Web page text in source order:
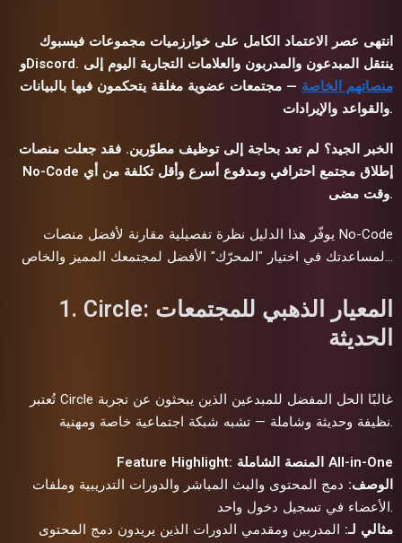
انتهى عصر الاعتماد الكامل على خوارزميات مجموعات فيسبوك
وDiscord. ينتقل المبدعون والمدربون والعلامات التجارية اليوم إلى
منصاتهم الخاصة — مجتمعات عضوية مغلقة يتحكمون فيها بالبيانات
والقواعد والإيرادات.
الخبر الجيد؟ لم تعد بحاجة إلى توظيف مطوّرين. فقد جعلت منصات
No-Code إطلاق مجتمع احترافي ومدفوع أسرع وأقل تكلفة من أي
وقت مضى.
يوفّر هذا الدليل نظرة تفصيلية مقارنة لأفضل منصات No-Code
لمساعدتك في اختيار "المحرّك" الأفضل لمجتمعك المميز والخاص…
1. Circle: المعيار الذهبي للمجتمعات
الحديثة
تُعتبر Circle غالبًا الحل المفضل للمبدعين الذين يبحثون عن تجربة
نظيفة وحديثة وشاملة — تشبه شبكة اجتماعية خاصة ومهنية.
Feature Highlight: المنصة الشاملة All-in-One
الوصف: دمج المحتوى والبث المباشر والدورات التدريبية وملفات
الأعضاء في تسجيل دخول واحد.
مثالي لـ: المدربين ومقدمي الدورات الذين يريدون دمج المحتوى